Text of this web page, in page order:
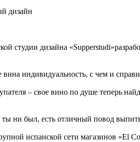
студии дизайна
индивидуальность, с чем и
– свое вино по душе теперь
ни был, есть отличный повод
испанской сети магазинов «El